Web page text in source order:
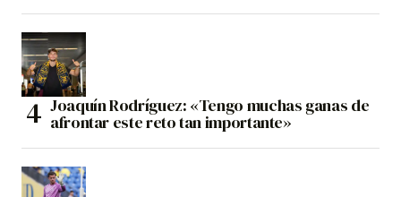
Joaquín Rodríguez: «Tengo muchas ganas de
afrontar este reto tan importante»